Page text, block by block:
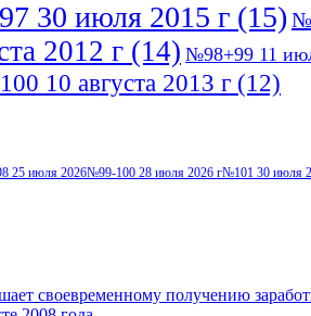
30 июля 2015 г (15)
2012 г (14) №98+99 11
10 августа 2013 г (12)
25 июля 2026№99-100 28 июля 2026 г№101 30 июля
своевременному получению